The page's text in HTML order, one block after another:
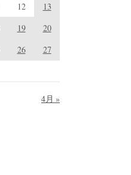
4月 »
12
13
19
20
26
27